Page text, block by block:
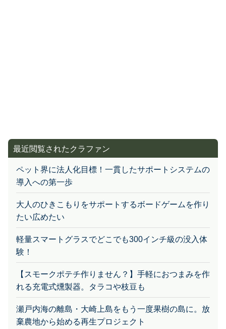
最近閲覧されたクラファン
ペット界に法人化目標！一貫したサポートシステムの
導入への第一歩
大人のひきこもりをサポートするボードゲームを作り
たい広めたい
軽量スマートグラスでどこでも300インチ級の没入体
験！
【スモークポテチ作りません？】手軽におつまみを作
れる充電式燻製器。タラコや枝豆も
瀬戸内海の離島・大崎上島をもう一度果樹の島に。放
棄農地から始める再生プロジェクト